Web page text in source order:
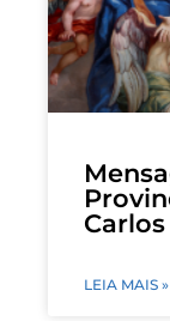
LEIA MAIS »